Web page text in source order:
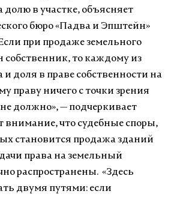
долю в участке, объясняет
бюро «Падва и Эпштейн»
при продаже земельного
собственник, то каждому из
доля в праве собственности на
праву ничего с точки зрения
должно», — подчеркивает
внимание, что судебные споры,
становится продажа зданий
права на земельный
распространены. «Здесь
двумя путями: если